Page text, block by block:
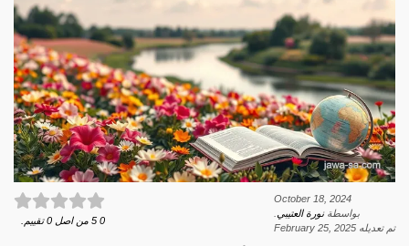
October 18, 2024
بواسطةنورة العتيبي
تم تعديله February 25, 2025
0
5 من اصل 0 تقييم.